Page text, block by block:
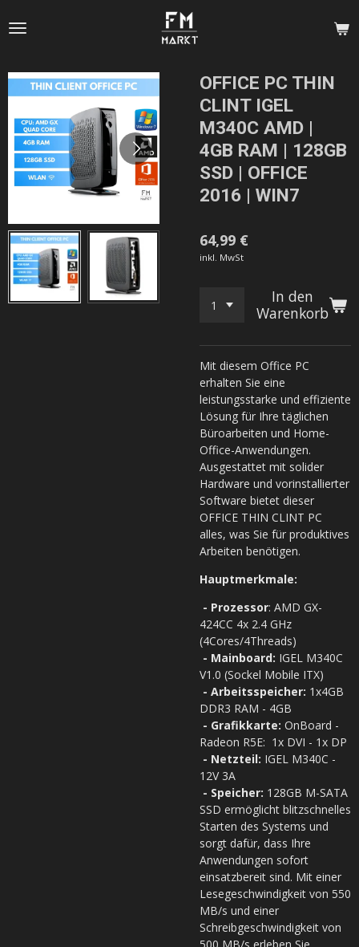
Hauptinhalt
OFFICE PC THIN
CLINT IGEL
M340C AMD |
4GB RAM | 128GB
SSD | OFFICE
2016 | WIN7
64,99 €
inkl. MwSt
In den
Warenkorb
Mit diesem Office PC
erhalten Sie eine
leistungsstarke und effiziente
Lösung für Ihre täglichen
Büroarbeiten und Home-
Office-Anwendungen.
Ausgestattet mit solider
Hardware und vorinstallierter
Software bietet dieser
OFFICE THIN CLINT PC
alles, was Sie für produktives
Arbeiten benötigen.
Hauptmerkmale:
- Prozessor: AMD GX-
424CC 4x 2.4 GHz
(4Cores/4Threads)
- Mainboard: IGEL M340C
V1.0 (Sockel Mobile ITX)
- Arbeitsspeicher: 1x4GB
DDR3 RAM - 4GB
- Grafikkarte: OnBoard -
Radeon R5E: 1x DVI - 1x DP
- Netzteil: IGEL M340C -
12V 3A
- Speicher: 128GB M-SATA
SSD ermöglicht blitzschnelles
Starten des Systems und
sorgt dafür, dass Ihre
Anwendungen sofort
einsatzbereit sind. Mit einer
Lesegeschwindigkeit von 550
MB/s und einer
Schreibgeschwindigkeit von